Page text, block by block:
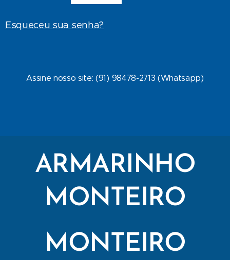
Esqueceu sua senha?
Assine nosso site: (91) 98478-2713 (Whatsapp)
ARMARINHO
MONTEIRO
MONTEIRO